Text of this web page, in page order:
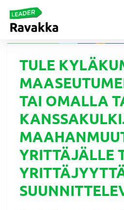
TULE
TAI OMALLA
YRITTÄJÄLLE